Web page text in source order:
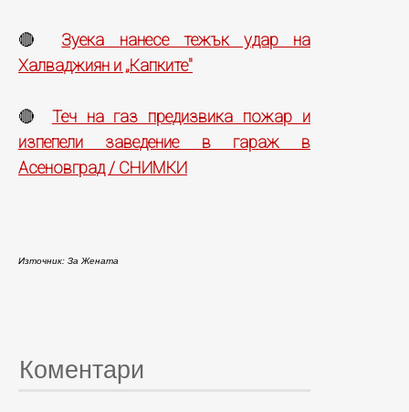
🔴 Зуека нанесе тежък удар на
Халваджиян и „Капките"
🔴 Теч на газ предизвика пожар и
изпепели заведение в гараж в
Асеновград / СНИМКИ
Източник: За Жената
Коментари